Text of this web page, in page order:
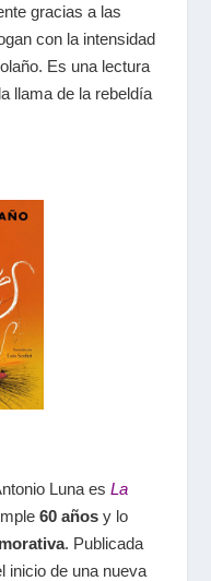
gracias a las
con la intensidad
Es una lectura
llama de la rebeldía
Luna es La
60 añosy lo
. Publicada
inicio de una nueva